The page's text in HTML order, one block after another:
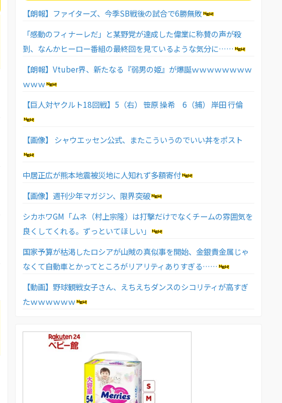
【朗報】ファイターズ、今季SB戦後の試合で6勝無敗
「感動のフィナーレだ」と某野党が達成した偉業に称賛の声が殺
到、なんかヒーロー番組の最終回を見ているような気分に……
【朗報】Vtuber界、新たなる『弱男の姫』が爆誕ｗｗｗｗｗｗｗｗ
ｗｗｗ
【巨人対ヤクルト18回戦】5（右） 笹原 操希 6（捕） 岸田 行倫
【画像】 シャウエッセン公式、またこういうのでいい丼をポスト
中居正広が熊本地震被災地に人知れず多額寄付
【画像】週刊少年マガジン、限界突破
シカホワGM「ムネ（村上宗隆）は打撃だけでなくチームの雰囲気を
良くしてくれる。ずっといてほしい」
国家予算が枯渇したロシアが山賊の真似事を開始、金銀貴金属じゃ
なくて自動車とかってところがリアリティありすぎる……
【動画】野球観戦女子さん、えちえちダンスのシコリティが高すぎ
たｗｗｗｗｗｗ